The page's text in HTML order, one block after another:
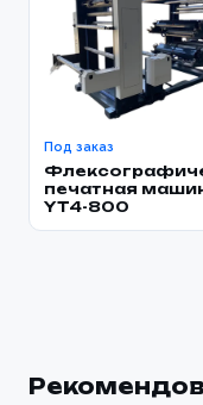
Под заказ
печатная
YT4-800